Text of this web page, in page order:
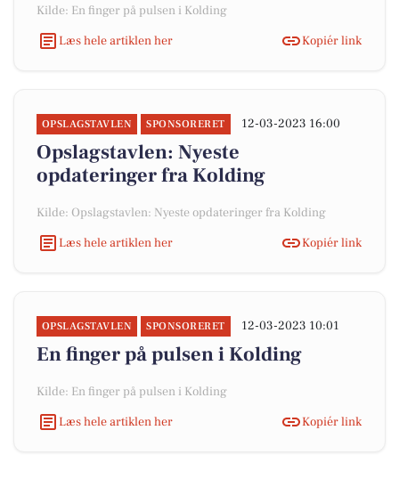
Kilde: En finger på pulsen i Kolding
Læs hele artiklen her
Kopiér link
OPSLAGSTAVLEN SPONSORERET 12-03-2023 16:00
Opslagstavlen: Nyeste
opdateringer fra Kolding
Kilde: Opslagstavlen: Nyeste opdateringer fra Kolding
Læs hele artiklen her
Kopiér link
OPSLAGSTAVLEN SPONSORERET 12-03-2023 10:01
En finger på pulsen i Kolding
Kilde: En finger på pulsen i Kolding
Læs hele artiklen her
Kopiér link